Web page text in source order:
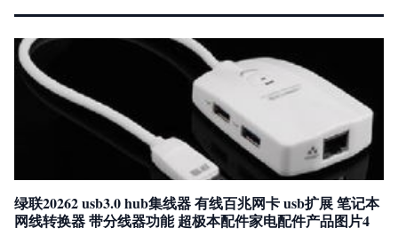
绿联20262 usb3.0 hub集线器 有线百兆网卡 usb扩展 笔记本
网线转换器 带分线器功能 超极本配件家电配件产品图片4